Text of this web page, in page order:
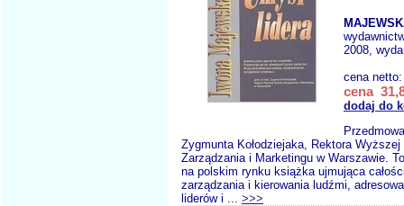
2008,
cena
cena
dodaj do
Zygmunta Kołodziejaka, Rektora Wyższej
Zarządzania i Marketingu w Warszawie.
na polskim rynku książka ujmująca
zarządzania i kierowania ludźmi,
liderów i ... >>>